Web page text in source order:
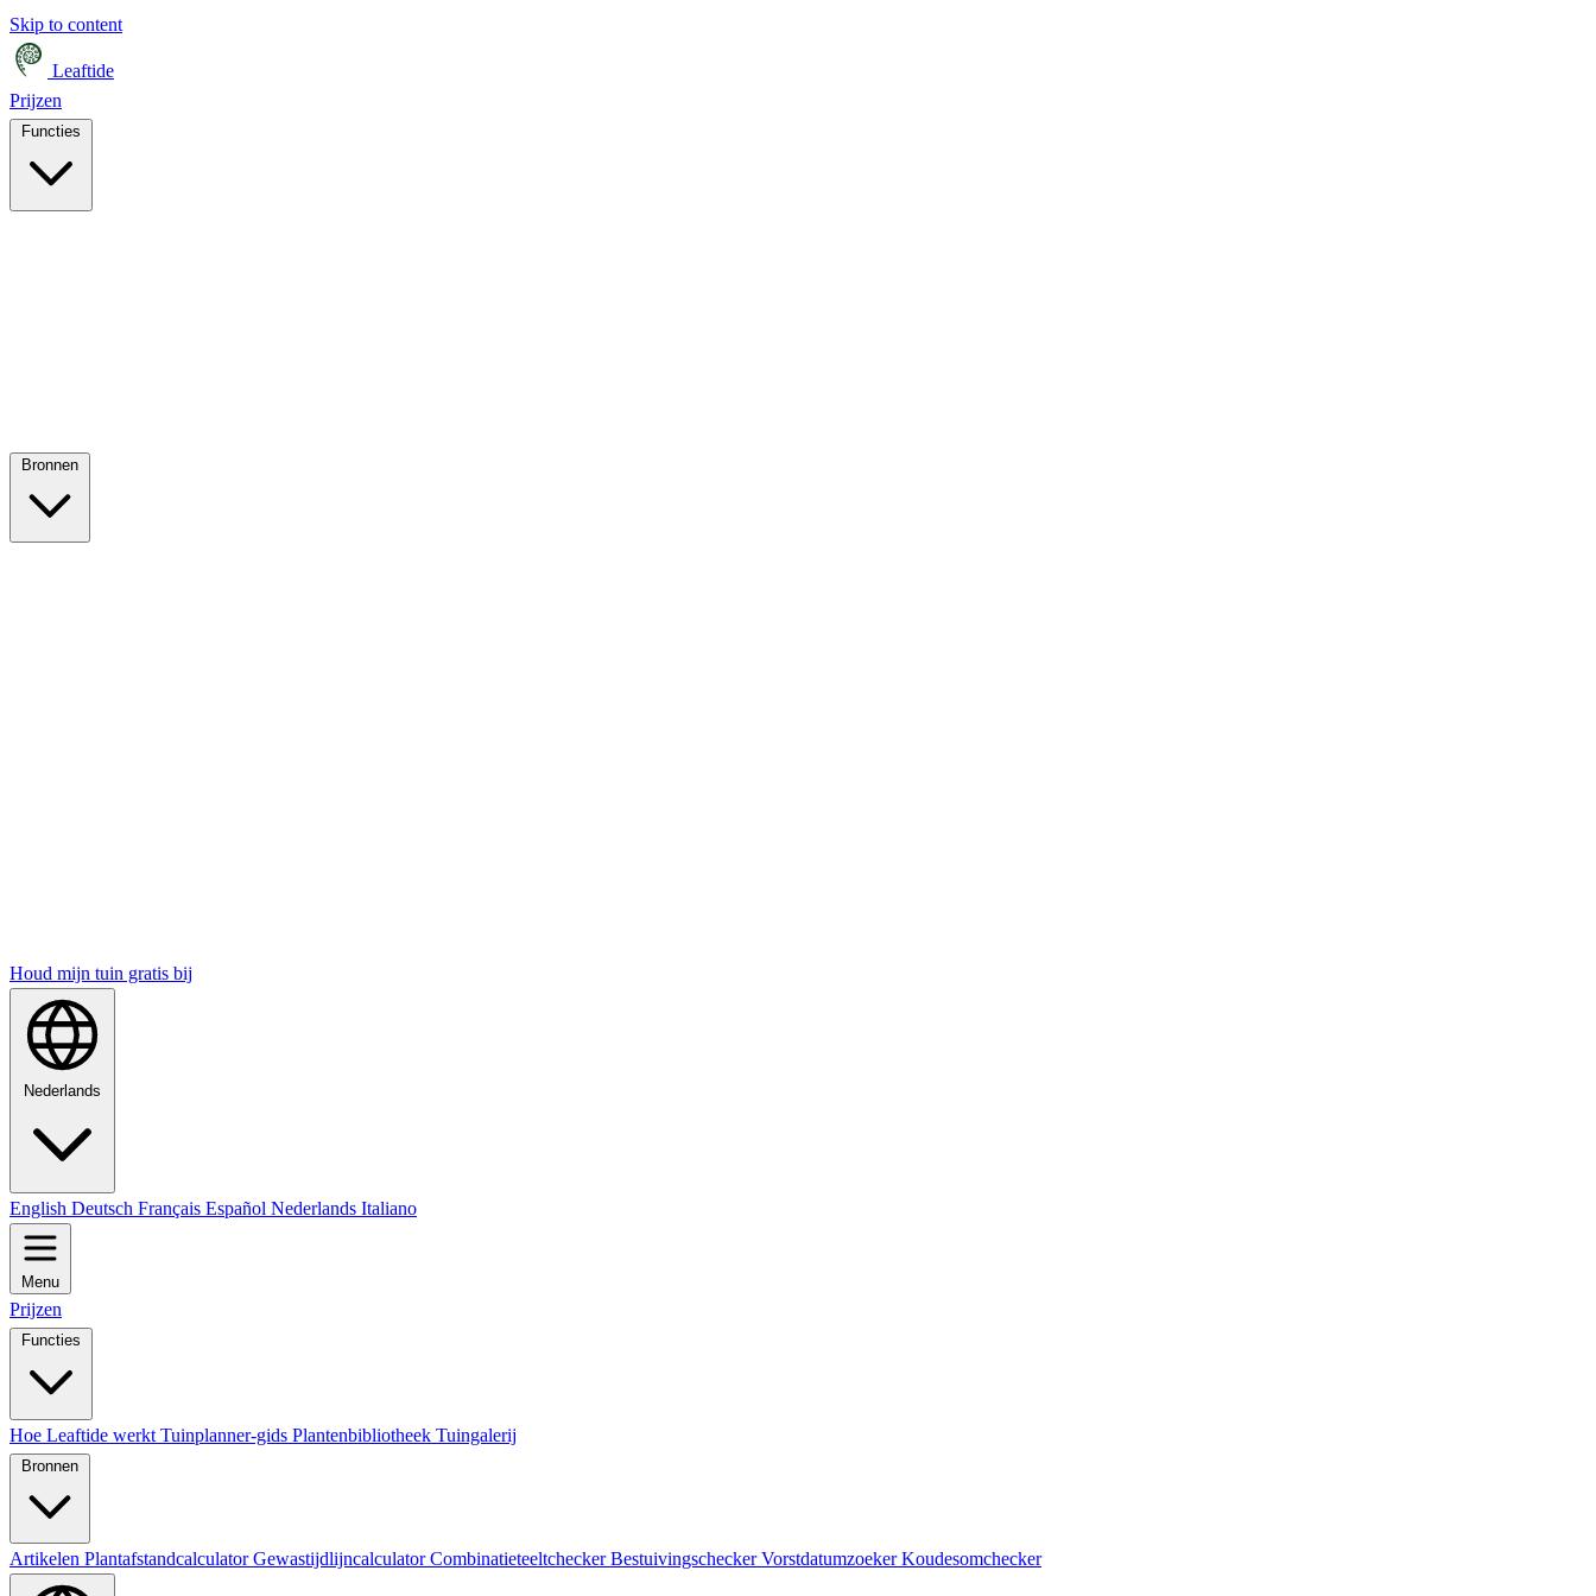
Skip to content
Leaftide
Prijzen
Houd mijn tuin gratis bij
Nederlands
English Deutsch Français Español Nederlands Italiano
Menu
Prijzen
Functies
Hoe Leaftide werkt Tuinplanner-gids Plantenbibliotheek Tuingalerij
Bronnen
Artikelen PlantafstandcalculatorGewastijdlijncalculatorCombinatieteeltcheckerBestuivingscheckerVorstdatumzoekerKoudesomchecker